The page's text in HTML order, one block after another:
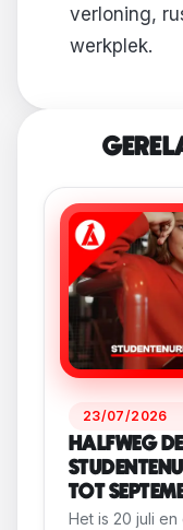
verloning,
werkplek.
23/07/2026
HALFWEG
TOT
Het is 20 juli